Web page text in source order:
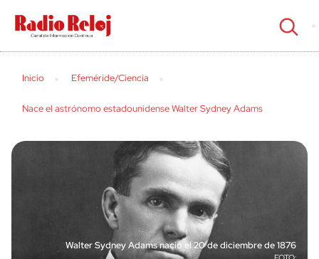
cerrar
Inicio Efeméride/Ciencia
Nace el astrónomo estadounidense Walter Sydney Adams
Walter Sydney Adams nació el 20 de diciembre de 1876